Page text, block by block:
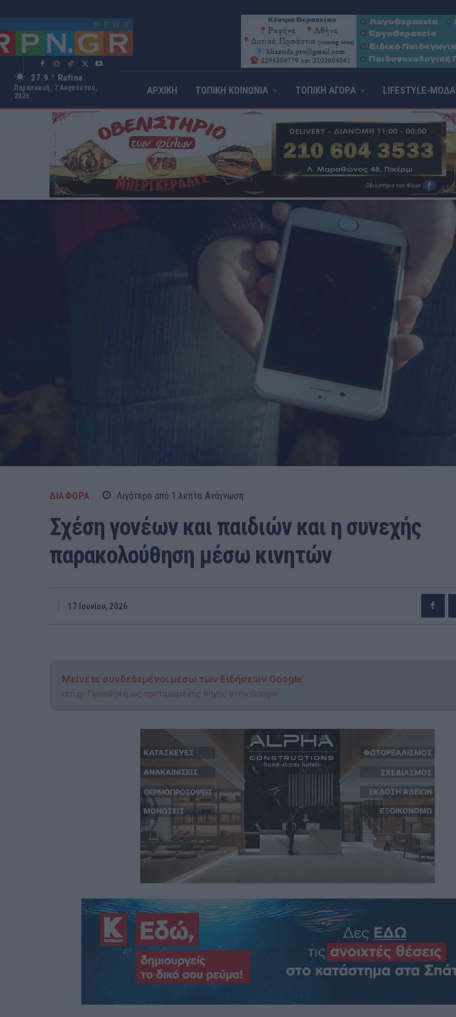
27.9 C Rafina
Παρασκευή, 7 Αυγούστου,
2026
ΑΡΧΙΚΗ ΤΟΠΙΚΗ ΚΟΙΝΩΝΙΑ ΤΟΠΙΚΗ ΑΓΟΡΑ LIFESTYLE-ΜΟΔΑ
ΔΙΑΦΟΡΑ Λιγότερο από 1 λεπτα Ανάγνωση
Σχέση γονέων και παιδιών και η συνεχής
παρακολούθηση μέσω κινητών
17 Ιουνίου, 2026
Μείνετε συνδεδεμένοι μέσω των Ειδήσεων Google
rpn.gr Προσθήκη ως προτιμώμενης πηγής στην Google